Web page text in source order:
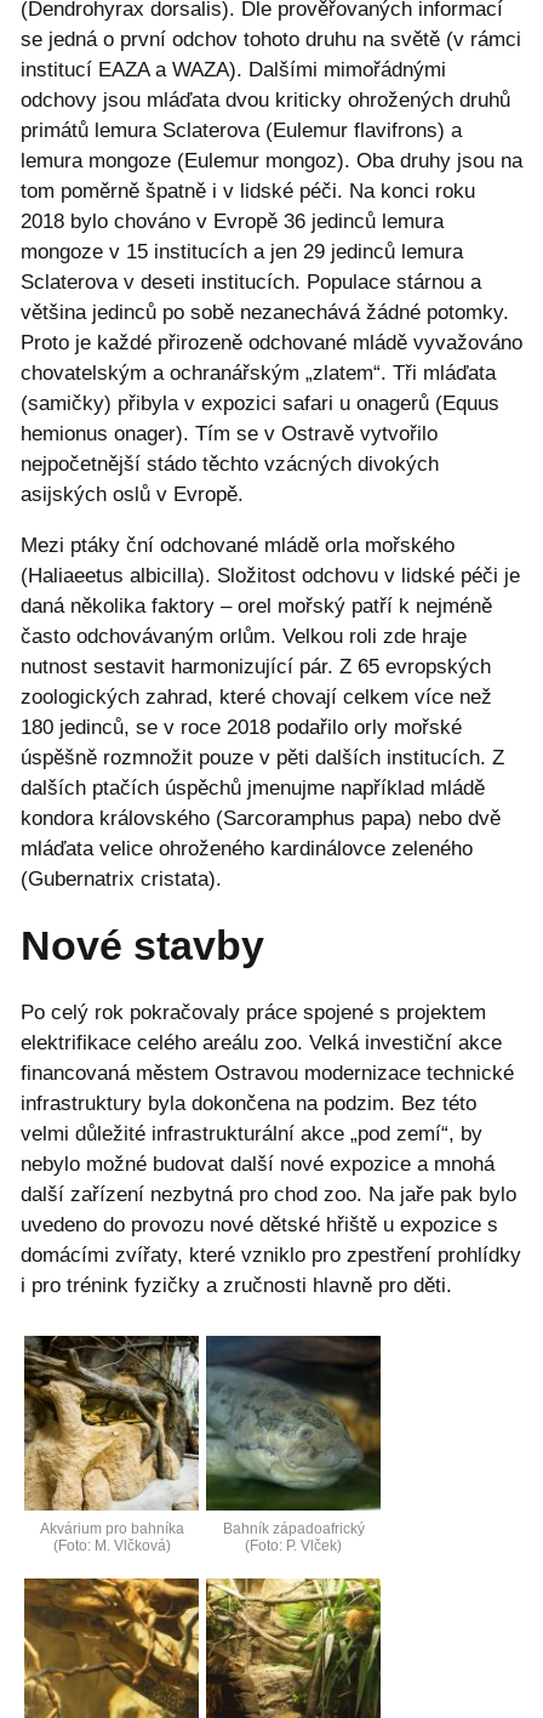
(Dendrohyrax dorsalis). Dle prověřovaných informací
se jedná o první odchov tohoto druhu na světě (v rámci
institucí EAZA a WAZA). Dalšími mimořádnými
odchovy jsou mláďata dvou kriticky ohrožených druhů
primátů lemura Sclaterova (Eulemur flavifrons) a
lemura mongoze (Eulemur mongoz). Oba druhy jsou na
tom poměrně špatně i v lidské péči. Na konci roku
2018 bylo chováno v Evropě 36 jedinců lemura
mongoze v 15 institucích a jen 29 jedinců lemura
Sclaterova v deseti institucích. Populace stárnou a
většina jedinců po sobě nezanechává žádné potomky.
Proto je každé přirozeně odchované mládě vyvažováno
chovatelským a ochranářským „zlatem“. Tři mláďata
(samičky) přibyla v expozici safari u onagerů (Equus
hemionus onager). Tím se v Ostravě vytvořilo
nejpočetnější stádo těchto vzácných divokých
asijských oslů v Evropě.
Mezi ptáky ční odchované mládě orla mořského
(Haliaeetus albicilla). Složitost odchovu v lidské péči je
daná několika faktory – orel mořský patří k nejméně
často odchovávaným orlům. Velkou roli zde hraje
nutnost sestavit harmonizující pár. Z 65 evropských
zoologických zahrad, které chovají celkem více než
180 jedinců, se v roce 2018 podařilo orly mořské
úspěšně rozmnožit pouze v pěti dalších institucích. Z
dalších ptačích úspěchů jmenujme například mládě
kondora královského (Sarcoramphus papa) nebo dvě
mláďata velice ohroženého kardinálovce zeleného
(Gubernatrix cristata).
Nové stavby
Po celý rok pokračovaly práce spojené s projektem
elektrifikace celého areálu zoo. Velká investiční akce
financovaná městem Ostravou modernizace technické
infrastruktury byla dokončena na podzim. Bez této
velmi důležité infrastrukturální akce „pod zemí“, by
nebylo možné budovat další nové expozice a mnohá
další zařízení nezbytná pro chod zoo. Na jaře pak bylo
uvedeno do provozu nové dětské hřiště u expozice s
domácími zvířaty, které vzniklo pro zpestření prohlídky
i pro trénink fyzičky a zručnosti hlavně pro děti.
Akvárium pro bahníka
(Foto: M. Vlčková)
Bahník západoafrický
(Foto: P. Vlček)